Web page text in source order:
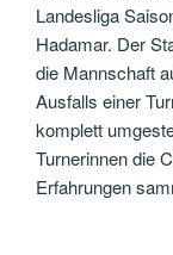
Landesliga
Hadamar. Der
die Mannschaft
Ausfalls einer
komplett
Turnerinnen die
Erfahrungen